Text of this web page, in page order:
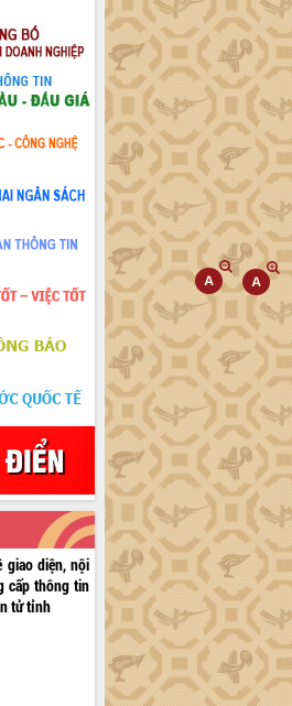
giao diện, nội
cấp thông tin
tử tỉnh